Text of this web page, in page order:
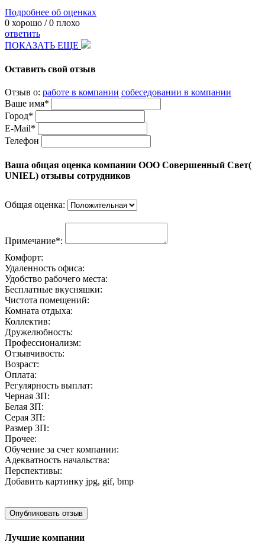
Подробнее об оценках
0 хорошо /0 плохо
ответить
ПОКАЗАТЬ ЕЩЕ
Оставить свой отзыв
Отзыв о: работе в компании собеседовании в компании
Ваше имя*
Город*
E-Mail*
Телефон
Ваша общая оценка компании ООО Совершенный Свет(
UNIEL) отзывы сотрудников
Общая оценка:
Примечание*:
Комфорт:
Удаленность офиса:
Удобство рабочего места:
Бесплатные вкусняшки:
Чистота помещений:
Комната отдыха:
Коллектив:
Дружелюбность:
Профессионализм:
Отзывчивость:
Возраст:
Оплата:
Регулярность выплат:
Черная ЗП:
Белая ЗП:
Серая ЗП:
Размер ЗП:
Прочее:
Обучение за счет компании:
Адекватность начальства:
Перспективы:
Добавить картинку jpg, gif, bmp
Лучшие компании